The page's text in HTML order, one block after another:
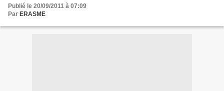
Publié le 20/09/2011 à 07:09
Par ERASME